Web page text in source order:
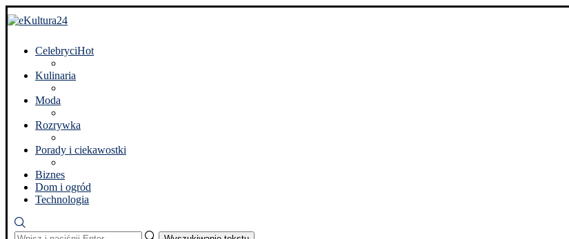
CelebryciHot
Kulinaria
Moda
Rozrywka
Porady i ciekawostki
Biznes
Dom i ogród
Technologia